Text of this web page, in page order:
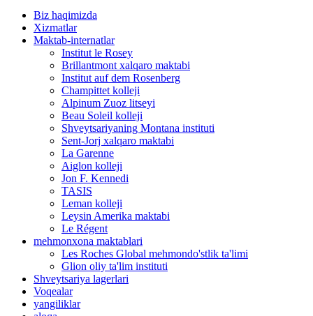
Biz haqimizda
Xizmatlar
Maktab-internatlar
Institut le Rosey
Brillantmont xalqaro maktabi
Institut auf dem Rosenberg
Champittet kolleji
Alpinum Zuoz litseyi
Beau Soleil kolleji
Shveytsariyaning Montana instituti
Sent-Jorj xalqaro maktabi
La Garenne
Aiglon kolleji
Jon F. Kennedi
TASIS
Leman kolleji
Leysin Amerika maktabi
Le Régent
mehmonxona maktablari
Les Roches Global mehmondo'stlik ta'limi
Glion oliy ta'lim instituti
Shveytsariya lagerlari
Voqealar
yangiliklar